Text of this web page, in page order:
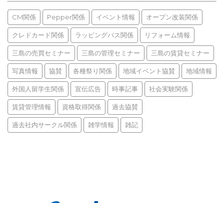
CM関係 Pepper関係 イベント情報 オープン改装関係
クレドカード関係 ラッピングバス関係 リフォーム情報
三島の売買セミナー 三島の管理セミナー 三島の賃貸セミナー
写真情報 協賛 各種祭り関係 地域イベント協賛 地域情報
外国人留学生関係 宣伝広告 時事記事 社会実験関係
賃貸管理情報 資格取得関係 過去協賛
過去社内サークル関係 雑学情報 雑記